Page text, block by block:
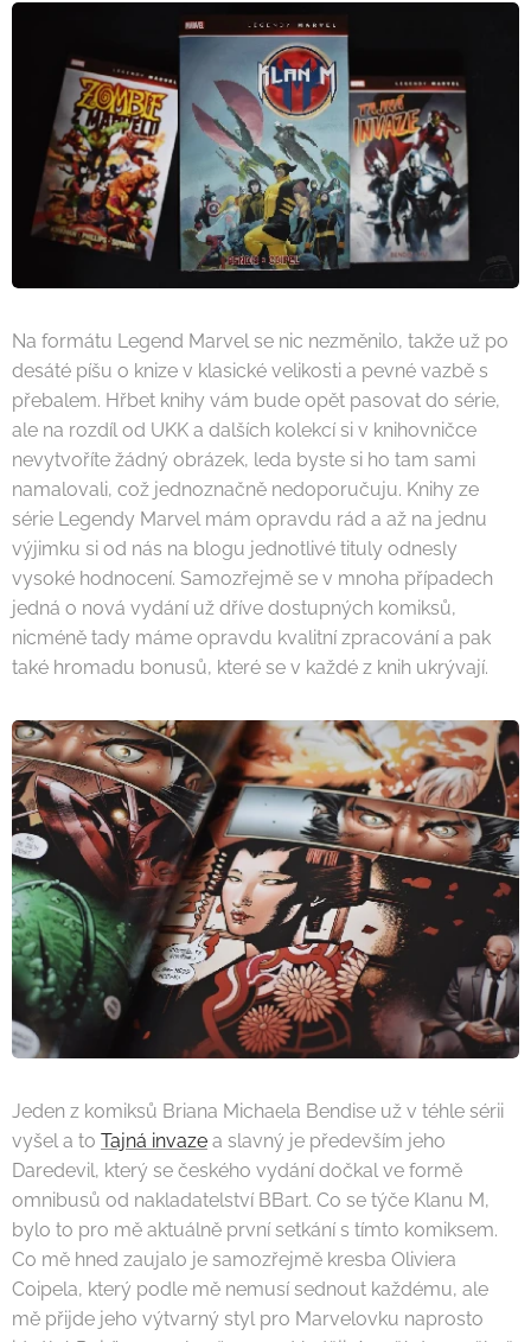
Na formátu Legend Marvel se nic nezměnilo, takže už po
desáté píšu o knize v klasické velikosti a pevné vazbě s
přebalem. Hřbet knihy vám bude opět pasovat do série,
ale na rozdíl od UKK a dalších kolekcí si v knihovničce
nevytvoříte žádný obrázek, leda byste si ho tam sami
namalovali, což jednoznačně nedoporučuju. Knihy ze
série Legendy Marvel mám opravdu rád a až na jednu
výjimku si od nás na blogu jednotlivé tituly odnesly
vysoké hodnocení. Samozřejmě se v mnoha případech
jedná o nová vydání už dříve dostupných komiksů,
nicméně tady máme opravdu kvalitní zpracování a pak
také hromadu bonusů, které se v každé z knih ukrývají.
Jeden z komiksů Briana Michaela Bendise už v téhle sérii
vyšel a to Tajná invaze a slavný je především jeho
Daredevil, který se českého vydání dočkal ve formě
omnibusů od nakladatelství BBart. Co se týče Klanu M,
bylo to pro mě aktuálně první setkání s tímto komiksem.
Co mě hned zaujalo je samozřejmě kresba Oliviera
Coipela, který podle mě nemusí sednout každému, ale
mě přijde jeho výtvarný styl pro Marvelovku naprosto